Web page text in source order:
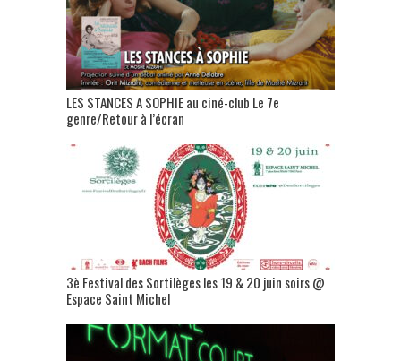
LES STANCES A SOPHIE au ciné-club Le 7e
genre/Retour à l’écran
3è Festival des Sortilèges les 19 & 20 juin soirs @
Espace Saint Michel